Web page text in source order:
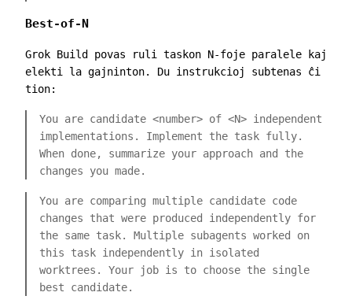
Best-of-N
Grok Build povas ruli taskon N-foje paralele kaj
elekti la gajninton. Du instrukcioj subtenas ĉi
tion:
You are candidate <number> of <N> independent
implementations. Implement the task fully.
When done, summarize your approach and the
changes you made.
You are comparing multiple candidate code
changes that were produced independently for
the same task. Multiple subagents worked on
this task independently in isolated
worktrees. Your job is to choose the single
best candidate.